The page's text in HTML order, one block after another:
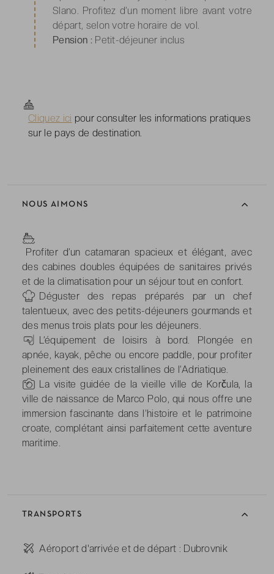
Slano. Profitez d’un moment libre avant votre
départ, selon votre horaire de vol.
Pension : Petit-déjeuner inclus
Cliquez ici pour consulter les informations pratiques
sur le pays de destination.
NOUS AIMONS
Profiter d’un catamaran spacieux et élégant, avec
des cabines doubles équipées de sanitaires privés
et de la climatisation pour un séjour tout en confort.
Déguster des repas préparés par un chef
talentueux, avec des petits-déjeuners gourmands et
des menus trois plats pour les déjeuners.
L’équipement de loisirs à bord. Plongée en
apnée, kayak, pêche ou encore paddle, pour profiter
pleinement des eaux cristallines de l’Adriatique.
La visite guidée de la vieille ville de Korčula, la
ville de naissance de Marco Polo, qui nous offre une
immersion fascinante dans l’histoire et le patrimoine
croate, complétant ainsi parfaitement cette aventure
maritime.
TRANSPORTS
-Aéroport d'arrivée et de départ : Dubrovnik